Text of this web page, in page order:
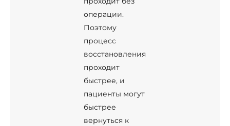
операции.
Поэтому
процесс
восстановления
проходит
быстрее, и
пациенты могут
быстрее
вернуться к